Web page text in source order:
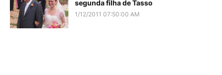
segunda filha de Tasso
1/12/2011 07:50:00 AM